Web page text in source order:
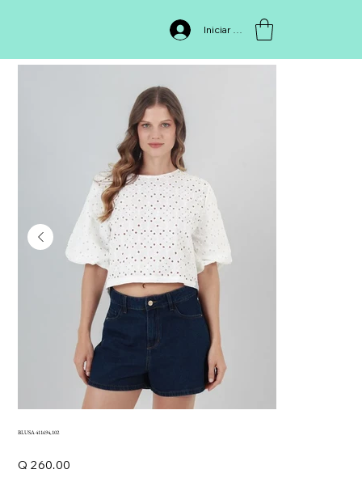
Iniciar sesión
BLUSA 411694,102
BLUSA 411694,102
Q 260.00